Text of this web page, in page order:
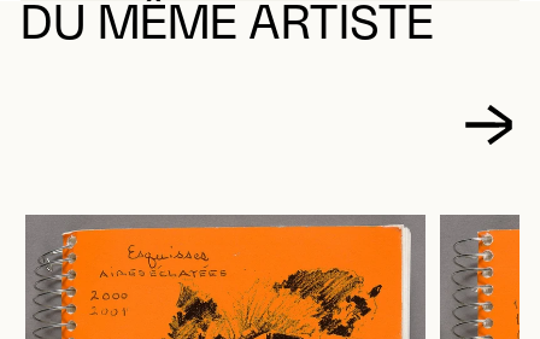
DU MÊME ARTISTE